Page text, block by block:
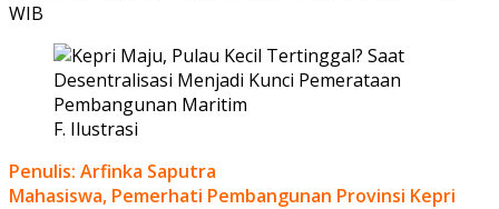
WIB
F. Ilustrasi
Penulis: Arfinka Saputra
Mahasiswa, Pemerhati Pembangunan Provinsi Kepri